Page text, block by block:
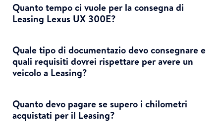
Quanto tempo ci vuole per la consegna di
Leasing Lexus UX 300E?
Quale tipo di documentazio devo consegnare e
quali requisiti dovrei rispettare per avere un
veicolo a Leasing?
Quanto devo pagare se supero i chilometri
acquistati per il Leasing?